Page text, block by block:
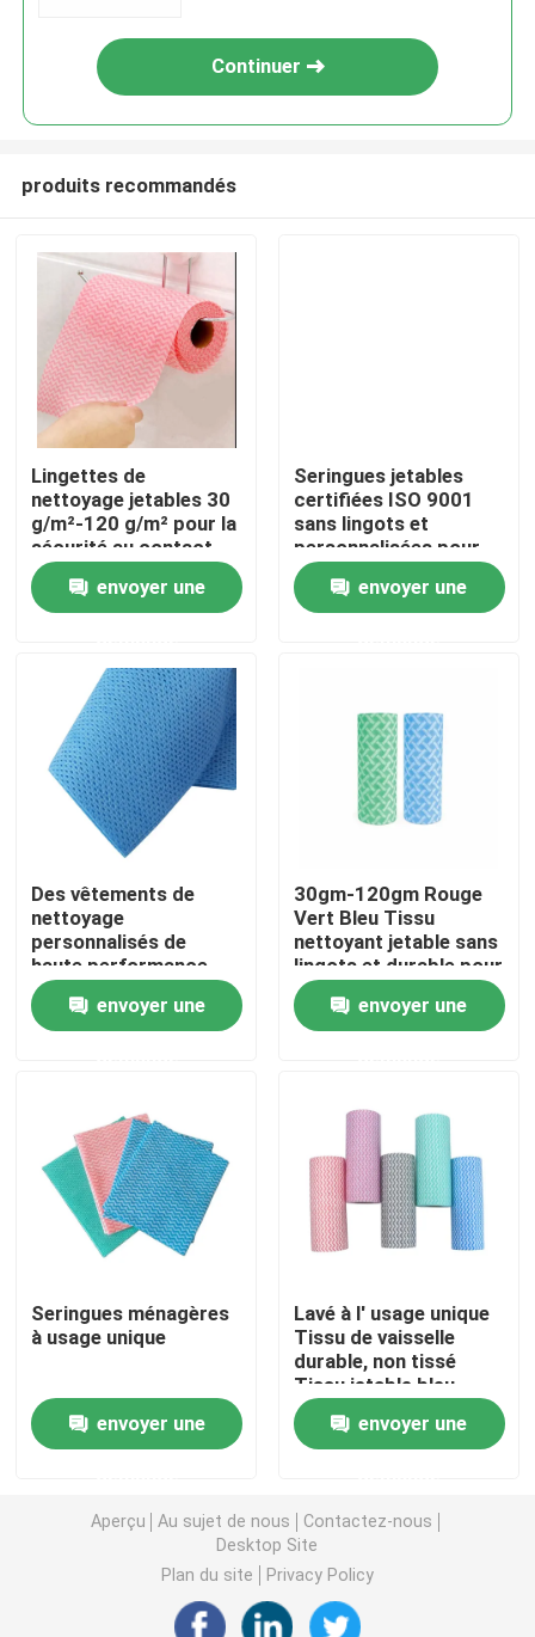
À la maison
Produits
À propos de nous
Contrôle de la qualité
Nous contacter
Nouvelles
Demandez un devis
Tissus non tissés
Nappe non-tissée
Tissu de nettoyage ménager
Chiffons de nettoyage de Spunlace
Tissu industriel à usage lourd
Essuie-glaces pour les services alimentaires
Seringues de cuisine jetables
Continuer
produits recommandés
Lingettes de
nettoyage jetables 30
g/m²-120 g/m² pour la
sécurité au contact
des aliments
envoyer une
Seringues jetables
certifiées ISO 9001
sans lingots et
personnalisées pour
un nettoyage optimal
envoyer une
Des vêtements de
nettoyage
personnalisés de
haute performance
avec une durée de
conservation de 2 ans
envoyer une
30gm-120gm Rouge
Vert Bleu Tissu
nettoyant jetable sans
lingots et durable pour
le nettoyage lourd
envoyer une
Seringues ménagères
à usage unique
envoyer une
Lavé à l' usage unique
Tissu de vaisselle
durable, non tissé
Tissu jetable bleu
envoyer une
Aperçu Au sujet de nous
Contactez-nous
Desktop Site
Plan du site
Privacy Policy